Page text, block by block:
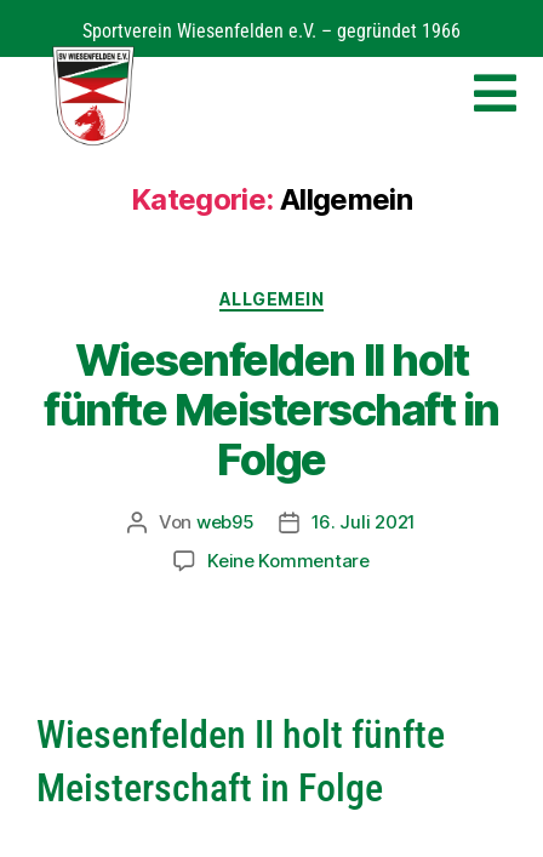
Sportverein Wiesenfelden e.V. – gegründet 1966
Kategorie: Allgemein
ALLGEMEIN
Wiesenfelden II holt
fünfte Meisterschaft in
Folge
Von web95
16. Juli 2021
Keine Kommentare
Wiesenfelden II holt fünfte
Meisterschaft in Folge